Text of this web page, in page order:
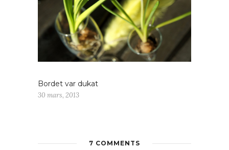
Bordet var dukat
30 mars, 2013
7 COMMENTS